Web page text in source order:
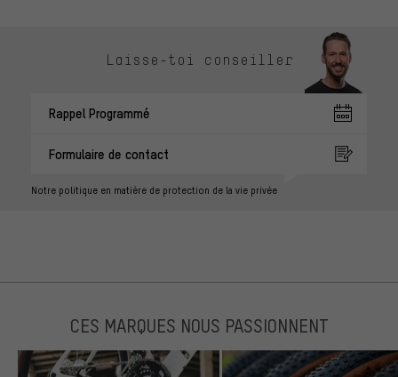
Laisse-toi conseiller
Rappel Programmé
Formulaire de contact
Notre politique en matière de protection de la vie privée
CES MARQUES NOUS PASSIONNENT